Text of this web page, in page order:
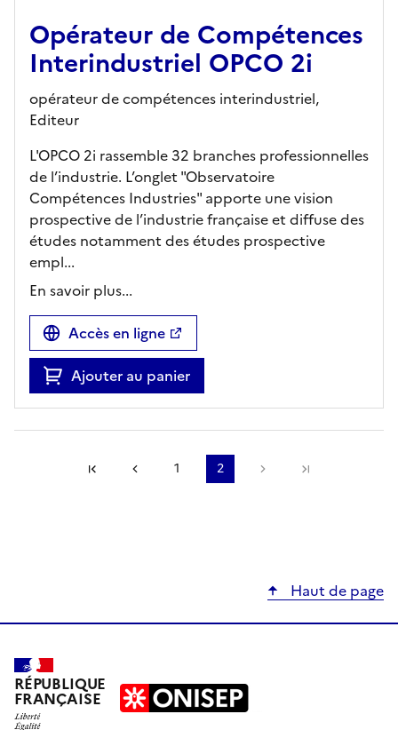
Opérateur de Compétences
Interindustriel OPCO 2i
opérateur de compétences interindustriel,
Editeur
L'OPCO 2i rassemble 32 branches professionnelles
de l’industrie. L’onglet "Observatoire
Compétences Industries" apporte une vision
prospective de l’industrie française et diffuse des
études notamment des études prospective
empl...
En savoir plus...
Accès en ligne
Ajouter au panier
Précédente
1 2 Suivante
Haut de page
RÉPUBLIQUE
FRANÇAISE